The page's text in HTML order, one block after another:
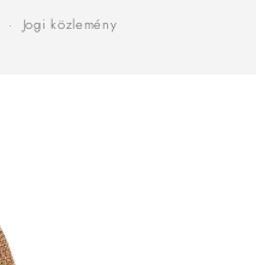
Jogi közlemény